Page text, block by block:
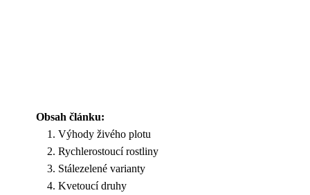
Obsah článku:
Výhody živého plotu
Rychlerostoucí rostliny
Stálezelené varianty
Kvetoucí druhy